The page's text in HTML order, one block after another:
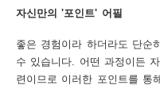
자신만의 '포인트' 어필
좋은 경험이라 하더라도 단순
수 있습니다. 어떤 과정이든
련이므로 이러한 포인트를 통